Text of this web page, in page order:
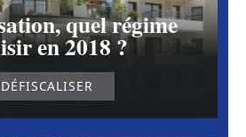
quel régime
en 2018 ?
DÉFISCALISER